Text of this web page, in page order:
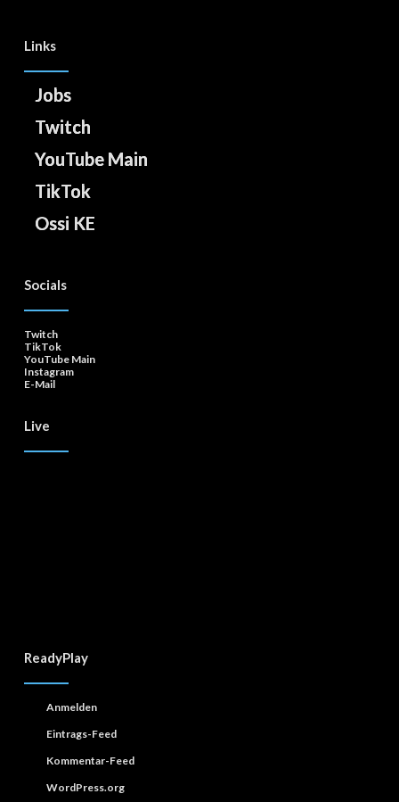
Links
Jobs
Twitch
YouTube Main
TikTok
Ossi KE
Socials
Twitch
TikTok
YouTube Main
Instagram
E-Mail
Live
ReadyPlay
Anmelden
Eintrags-Feed
Kommentar-Feed
WordPress.org